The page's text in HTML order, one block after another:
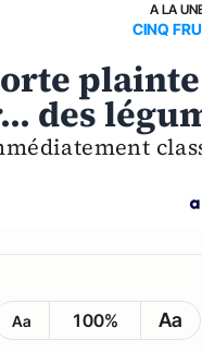
A LA
CINQ
des
Aa 100% Aa